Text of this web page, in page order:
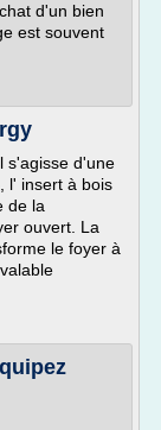
d'un bien
est souvent
s'agisse d'une
l' insert à bois
de la
ouvert. La
le foyer à